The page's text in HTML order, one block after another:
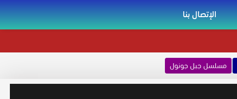
الإتصال بنا
مسلسل جبل جونول